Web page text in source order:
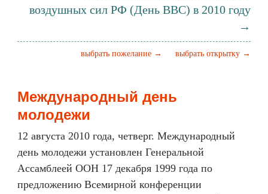
воздушных сил РФ (День ВВС) в 2010 году
→
выбрать открытку →
выбрать пожелание →
Международный день
молодежи
12 августа 2010 года, четверг. Международный
день молодежи установлен Генеральной
Ассамблеей ООН 17 декабря 1999 года по
предложению Всемирной конференции